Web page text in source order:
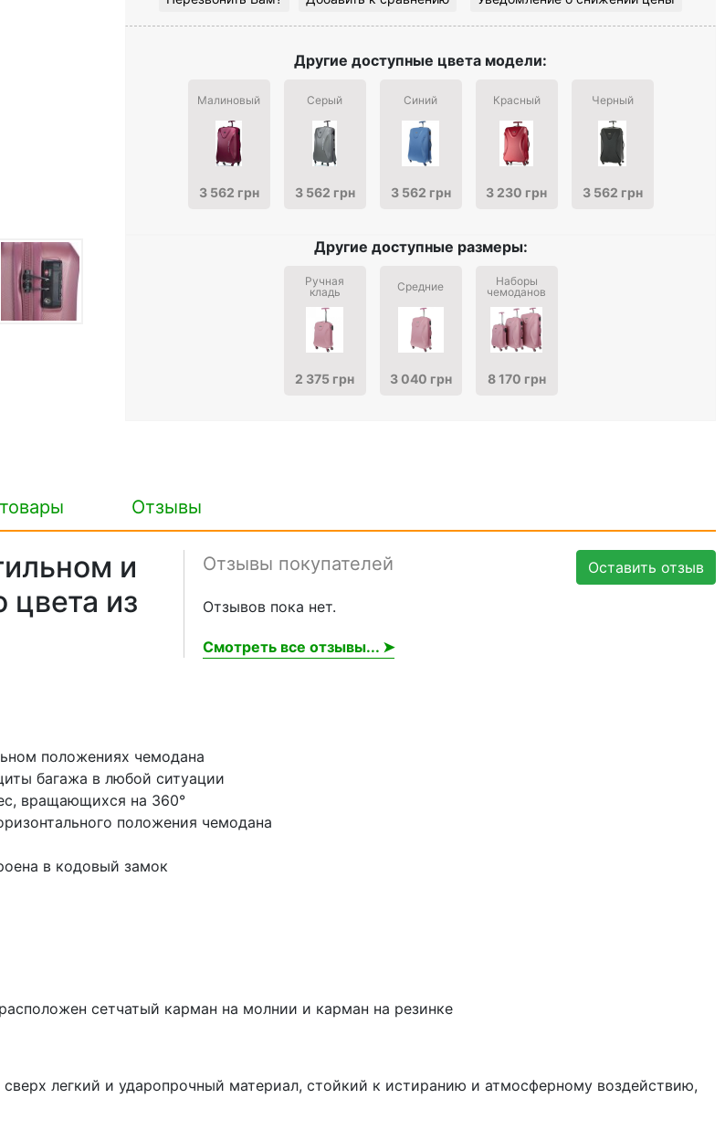
Другие доступные цвета модели:
Малиновый
3 562 грн
Серый
3 562 грн
Синий
3 562 грн
Красный
3 230 грн
Черный
3 562 грн
Другие доступные размеры:
Ручная
кладь
2 375 грн
Средние
3 040 грн
Наборы
чемоданов
8 170 грн
Отзывы
Оставить отзыв
Отзывы покупателей
Отзывов пока нет.
Смотреть все отзывы... ➤
и
цвета из
положениях чемодана
багажа в любой ситуации
вращающихся на 360°
положения чемодана
в кодовый замок
сетчатый карман на молнии и карман на резинке
сверх легкий и ударопрочный материал, стойкий к истиранию и атмосферному воздействию,